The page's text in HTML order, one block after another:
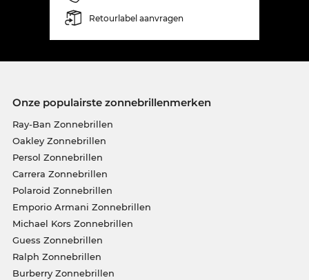
Retourlabel aanvragen
Onze populairste zonnebrillenmerken
Ray-Ban Zonnebrillen
Oakley Zonnebrillen
Persol Zonnebrillen
Carrera Zonnebrillen
Polaroid Zonnebrillen
Emporio Armani Zonnebrillen
Michael Kors Zonnebrillen
Guess Zonnebrillen
Ralph Zonnebrillen
Burberry Zonnebrillen